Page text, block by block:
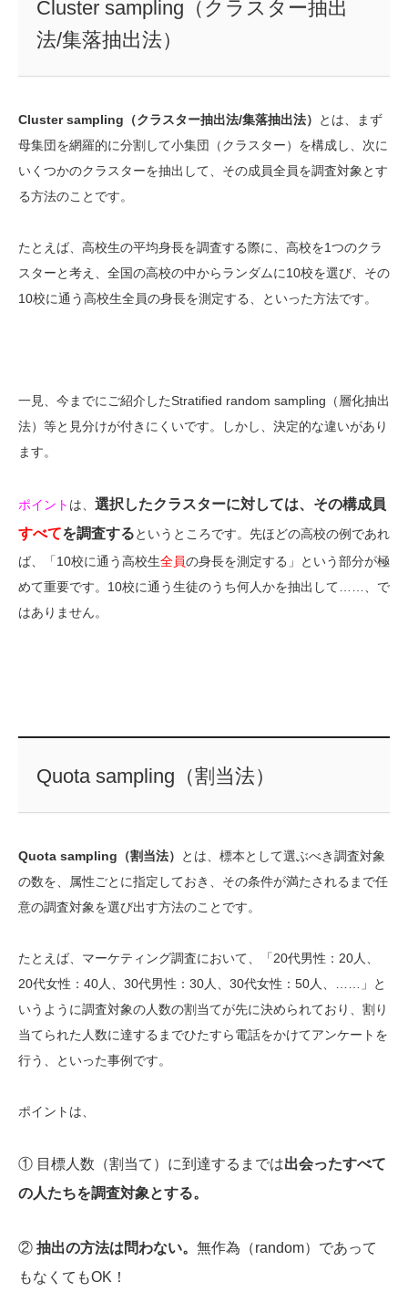
Cluster sampling（クラスター抽出
法/集落抽出法）
Cluster sampling（クラスター抽出法/集落抽出法）
とは、まず
母集団を網羅的に分割して小集団（クラスター）を構成し、次に
いくつかのクラスターを抽出して、その成員全員を調査対象とす
る方法のことです。
たとえば、高校生の平均身長を調査する際に、高校を1つのクラ
スターと考え、全国の高校の中からランダムに10校を選び、その
10校に通う高校生全員の身長を測定する、といった方法です。
一見、今までにご紹介したStratified random sampling（層化抽出
法）等と見分けが付きにくいです。しかし、決定的な違いがあり
ます。
ポイント は、 選択したクラスターに対しては、その構成員
すべてを調査するというところです。先ほどの高校の例であれ
ば、「10校に通う高校生全員の身長を測定する」という部分が極
めて重要です。10校に通う生徒のうち何人かを抽出して……、で
はありません。
Quota sampling（割当法）
Quota sampling（割当法）
とは、標本として選ぶべき調査対象
の数を、属性ごとに指定しておき、その条件が満たされるまで任
意の調査対象を選び出す方法のことです。
たとえば、マーケティング調査において、「20代男性：20人、
20代女性：40人、30代男性：30人、30代女性：50人、……」と
いうように調査対象の人数の割当てが先に決められており、割り
当てられた人数に達するまでひたすら電話をかけてアンケートを
行う、といった事例です。
ポイントは、
① 目標人数（割当て）に到達するまでは出会ったすべて
の人たちを調査対象とする。
② 抽出の方法は問わない。 無作為（random）であって
もなくてもOK！